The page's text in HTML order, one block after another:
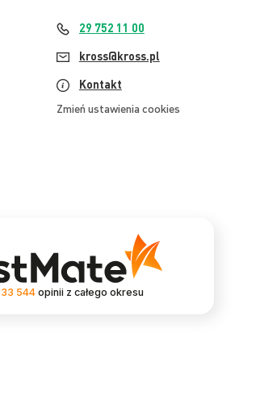
29 752 11 00
kross@kross.pl
Kontakt
Zmień ustawienia cookies
33 544 opinii z całego okresu